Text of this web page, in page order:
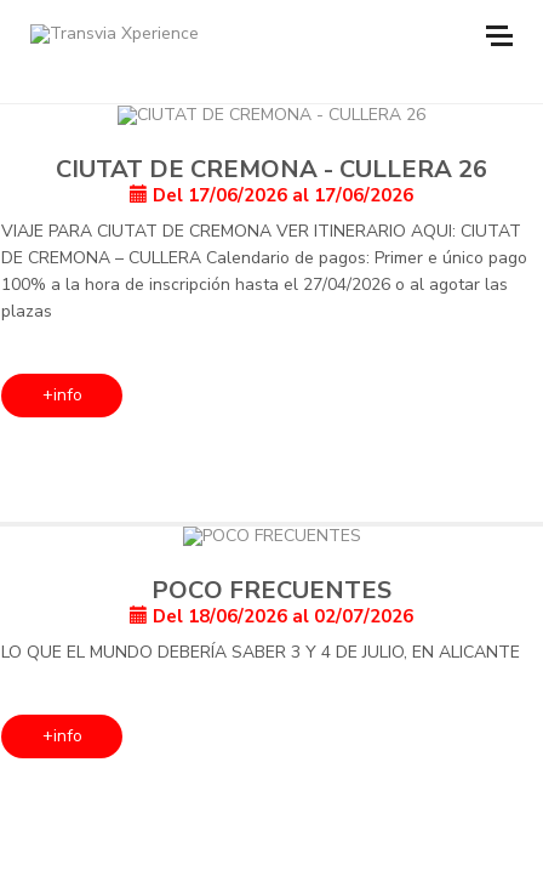
CIUTAT DE CREMONA - CULLERA 26
Del 17/06/2026 al 17/06/2026
VIAJE PARA CIUTAT DE CREMONA VER ITINERARIO AQUI: CIUTAT
DE CREMONA – CULLERA Calendario de pagos: Primer e único pago
100% a la hora de inscripción hasta el 27/04/2026 o al agotar las
plazas
+info
POCO FRECUENTES
Del 18/06/2026 al 02/07/2026
LO QUE EL MUNDO DEBERÍA SABER 3 Y 4 DE JULIO, EN ALICANTE
+info